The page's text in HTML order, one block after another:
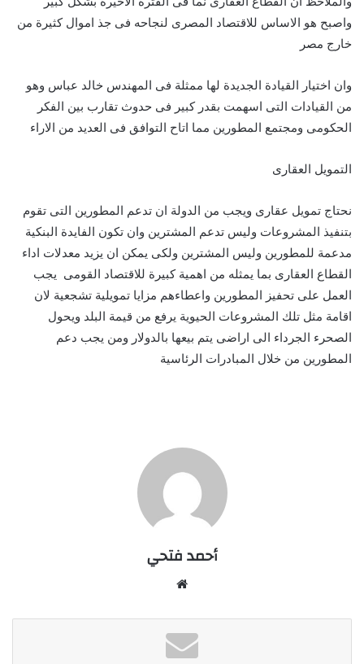
واصبح هو الاساس للاقتصاد المصرى لنجاحه فى جذ اموال كثيرة من
خارج مصر
وان اختيار القيادة الجديدة لها ممثلة فى المهندس خالد عباس وهو
من القيادات التى اسهمت بقدر كبير فى حدوث تقارب بين الفكر
الحكومى ومجتمع المطورين مما اتاح التوافق فى العديد من الاراء
التمويل العقارى
نحتاج تمويل عقارى ويجب من الدولة ان تدعم المطورين التى تقوم
بتنفيذ المشروعات وليس تدعم المشترين وان تكون الفايدة البنكية
مدعمة للمطورين وليس المشترين ولكى يمكن ان يزيد معدلات اداء
القطاع العقارى بما يمثله من اهمية كبيرة للاقتصاد القومى يجب
العمل على تحفيز المطورين واعطاءهم مزايا تمويلية تشجعية لان
اقامة مثل تلك المشروعات الحيوية يرفع من قيمة البلد ويحول
الصحرء الجرداء الى اراضى يتم بيعها بالدولار ومن يجب دعم
المطورين من خلال المبادرات الرئاسية
أحمد فتحي